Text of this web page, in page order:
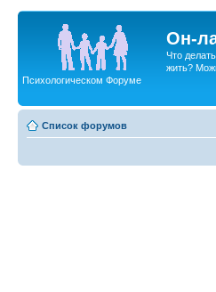
Он-
Что
жить?
Психологическом Форуме
Список форумов